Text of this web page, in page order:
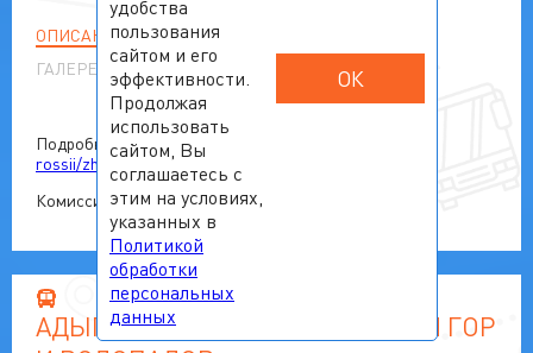
ОПИСАНИЕ
ГАЛЕРЕЯ
Подробнее о туре: https://avtokruiz59.ru/tury/tury-po-
rossii/zhemchuzhiny-dagestana
Комиссия 10%
АДЫГЕЯ - ПУТЕШЕСТВИЕ В КРАЙ ГОР
удобства
пользования
сайтом и его
эффективности.
Продолжая
использовать
сайтом, Вы
соглашаетесь с
этим на условиях,
указанных в
Политикой
обработки
персональных
данных
ОК